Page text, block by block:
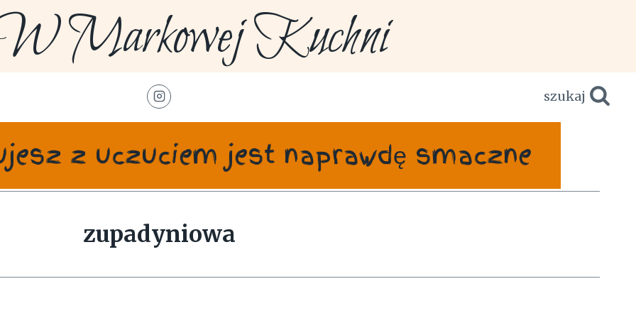
Markowej Kuchni
szukaj
z uczuciem jest naprawdę smaczne
zupadyniowa